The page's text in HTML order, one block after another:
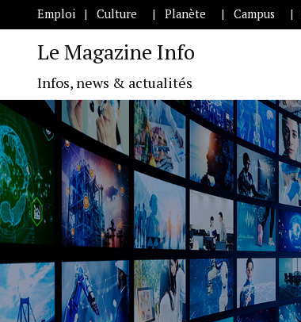
Emploi Culture Planète Campus
Le Magazine Info
Infos, news & actualités